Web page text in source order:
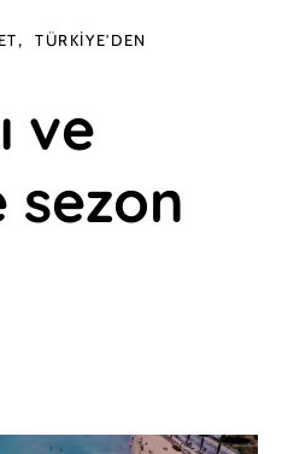
TÜRKIYE'DEN
ve
sezon